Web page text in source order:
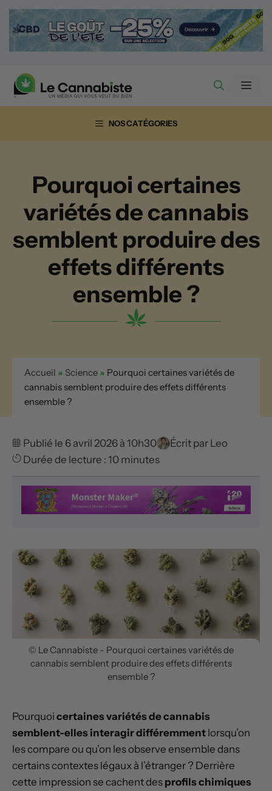
Aller
contenu
NOS CATÉGORIES
Pourquoi certaines
variétés de cannabis
semblent produire des
effets différents
ensemble ?
Accueil » Science » Pourquoi certaines variétés de
cannabis semblent produire des effets différents
ensemble ?
Publié le 6 avril 2026 à 10h30 Écrit par Leo
Durée de lecture : 10 minutes
© Le Cannabiste - Pourquoi certaines variétés de
cannabis semblent produire des effets différents
ensemble ?
Pourquoi certaines variétés de cannabis
semblent-elles interagir différemment lorsqu’on
les compare ou qu’on les observe ensemble dans
certains contextes légaux à l’étranger ? Derrière
cette impression se cachent des profils chimiques